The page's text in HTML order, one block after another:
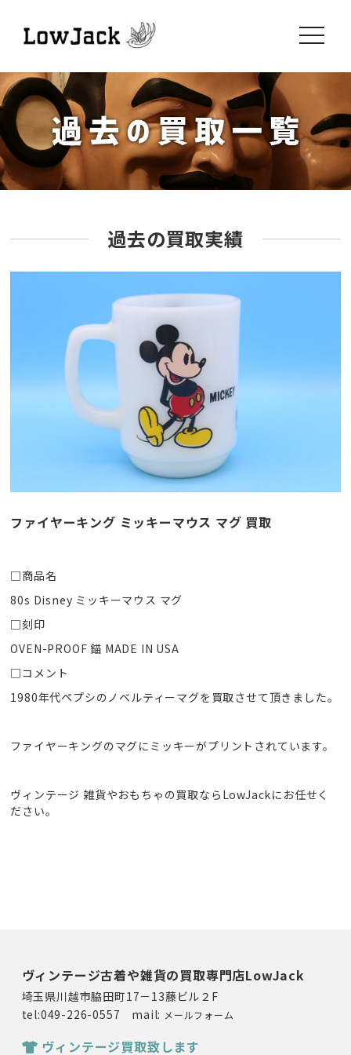
toggle
過去の買取実績
ファイヤーキング ミッキーマウス マグ 買取
□商品名
80s Disney ミッキーマウス マグ
□刻印
OVEN-PROOF 錨 MADE IN USA
□コメント
1980年代ペプシのノベルティーマグを買取させて頂きました。
ファイヤーキングのマグにミッキーがプリントされています。
ヴィンテージ 雑貨やおもちゃの買取ならLowJackにお任せく
ださい。
ヴィンテージ古着や雑貨の買取専門店LowJack
埼玉県川越市脇田町17－13藤ビル２F
tel:049-226-0557 mail: メールフォーム
ヴィンテージ買取致します